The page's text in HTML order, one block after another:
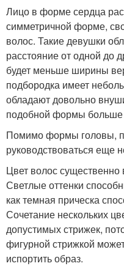
Лицо в форме сердца
симметричной форме,
волос. Такие девушки
расстояние от одной до
будет меньше ширины
подбородка имеет
обладают довольно
подобной формы
Помимо формы головы,
руководствоваться еще
Цвет волос
Светлые оттенки
как темная прическа
Сочетание нескольких
допустимых стрижек,
фигурной стрижкой
испортить образ.